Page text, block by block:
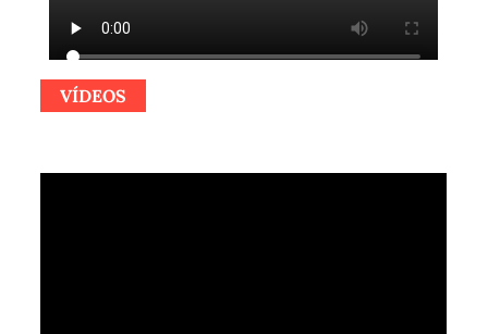
VÍDEOS